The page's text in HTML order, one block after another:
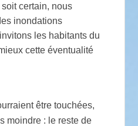
certain, nous
inondations
les habitants du
cette éventualité
être touchées,
moindre : le reste de